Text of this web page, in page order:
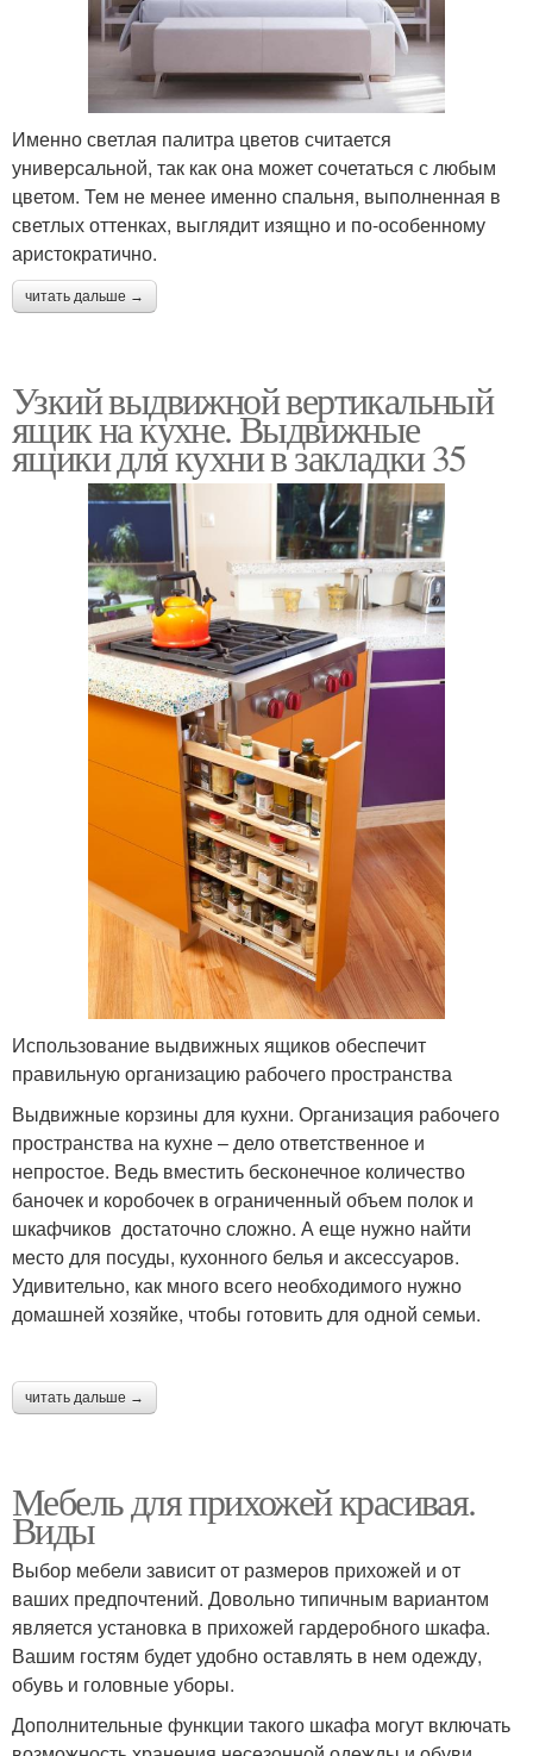
Именно светлая палитра цветов считается
универсальной, так как она может сочетаться с любым
цветом. Тем не менее именно спальня, выполненная в
светлых оттенках, выглядит изящно и по-особенному
аристократично.
читать дальше →
Узкий выдвижной вертикальный
ящик на кухне. Выдвижные
ящики для кухни в закладки 35
Использование выдвижных ящиков обеспечит
правильную организацию рабочего пространства
Выдвижные корзины для кухни. Организация рабочего
пространства на кухне – дело ответственное и
непростое. Ведь вместить бесконечное количество
баночек и коробочек в ограниченный объем полок и
шкафчиков достаточно сложно. А еще нужно найти
место для посуды, кухонного белья и аксессуаров.
Удивительно, как много всего необходимого нужно
домашней хозяйке, чтобы готовить для одной семьи.
читать дальше →
Мебель для прихожей красивая.
Виды
Выбор мебели зависит от размеров прихожей и от
ваших предпочтений. Довольно типичным вариантом
является установка в прихожей гардеробного шкафа.
Вашим гостям будет удобно оставлять в нем одежду,
обувь и головные уборы.
Дополнительные функции такого шкафа могут включать